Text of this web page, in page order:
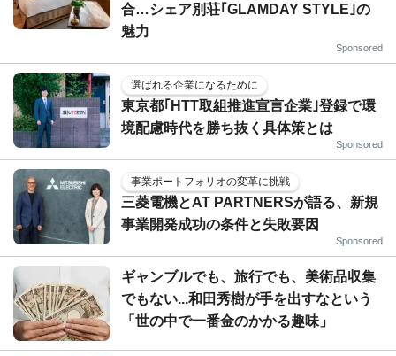
合…シェア別荘｢GLAMDAY STYLE｣の
魅力
Sponsored
選ばれる企業になるために
東京都｢HTT取組推進宣言企業｣登録で環
境配慮時代を勝ち抜く具体策とは
Sponsored
事業ポートフォリオの変革に挑戦
三菱電機とAT PARTNERSが語る、新規
事業開発成功の条件と失敗要因
Sponsored
ギャンブルでも、旅行でも、美術品収集
でもない...和田秀樹が手を出すなという
「世の中で一番金のかかる趣味」